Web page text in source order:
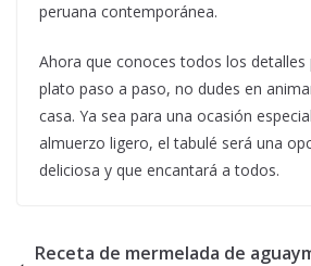
peruana contemporánea.
Ahora que conoces todos los detalles
plato paso a paso, no dudes en
casa. Ya sea para una ocasión
almuerzo ligero, el tabulé será una
deliciosa y que encantará a todos.
Receta de mermelada de